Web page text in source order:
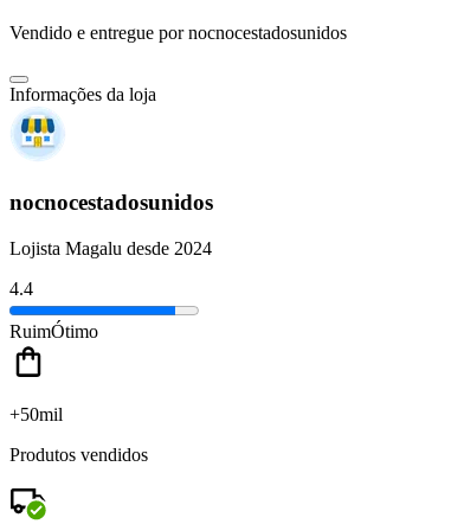
Vendido e entregue por nocnocestadosunidos
Informações da loja
nocnocestadosunidos
Lojista Magalu desde 2024
4.4
RuimÓtimo
+50mil
Produtos vendidos